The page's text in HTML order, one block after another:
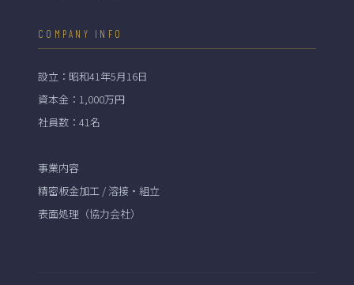
COMPANY INFO
設立：昭和41年5月16日
資本金：1,000万円
社員数：41名
事業内容
精密板金加工 / 溶接・組立
表面処理（協力会社）